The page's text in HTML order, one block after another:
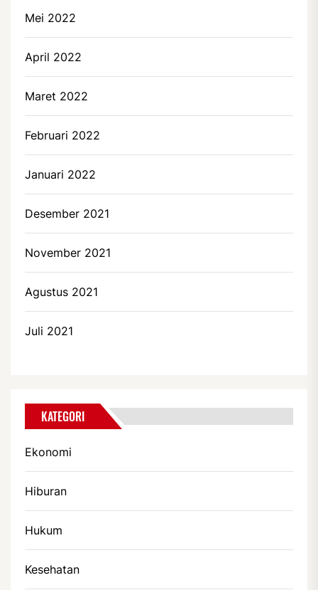
Mei 2022
April 2022
Maret 2022
Februari 2022
Januari 2022
Desember 2021
November 2021
Agustus 2021
Juli 2021
KATEGORI
Ekonomi
Hiburan
Hukum
Kesehatan